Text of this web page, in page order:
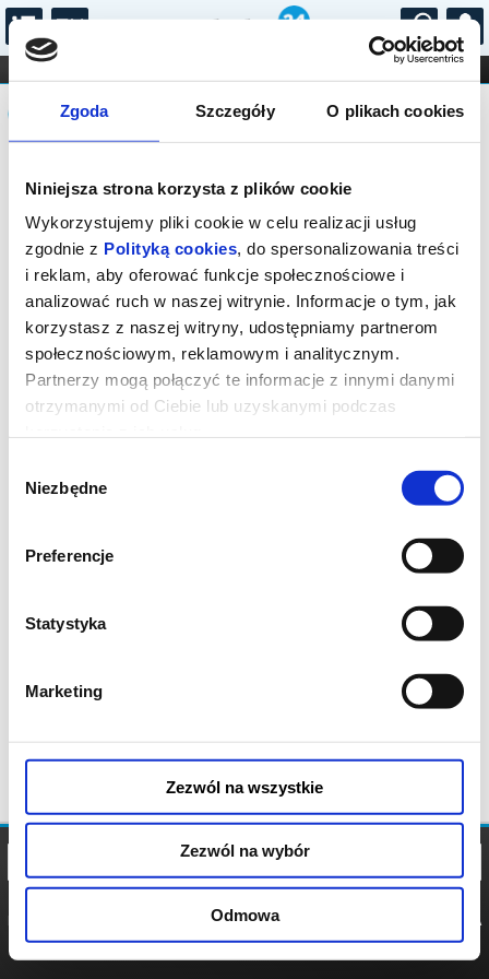
Zgoda Szczegóły O plikach cookies
Niniejsza strona korzysta z plików cookie
Wykorzystujemy pliki cookie w celu realizacji usług
zgodnie z Polityką cookies, do spersonalizowania treści
i reklam, aby oferować funkcje społecznościowe i
analizować ruch w naszej witrynie. Informacje o tym, jak
korzystasz z naszej witryny, udostępniamy partnerom
społecznościowym, reklamowym i analitycznym.
Partnerzy mogą połączyć te informacje z innymi danymi
otrzymanymi od Ciebie lub uzyskanymi podczas
zgody
Niezbędne
Preferencje
Statystyka
Marketing
Zezwól na wszystkie
Zezwól na wybór
Odmowa
...
FILHARMONIA OPERA I BALET
STAND-UP
DLA DZIECI
Komunikat
Sprzedaż on-line została zakończona,
sprawdź dostępność biletów w kasie.
POLITYKA
POLITYKA